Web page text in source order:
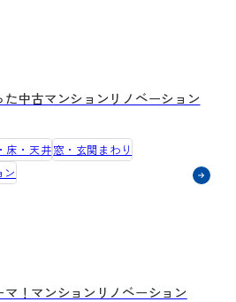
中古マンションリノベーション
床・天井窓・玄関まわり
ン
マ！マンションリノベーション